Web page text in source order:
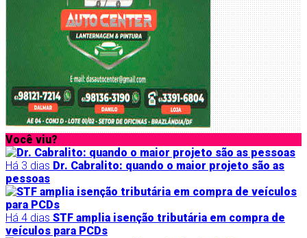
Você viu?
Há 3 dias Dr. Cabralito: quando o maior projeto são as
pessoas
Há 4 dias STF amplia isenção tributária em compra de
veículos para PCDs